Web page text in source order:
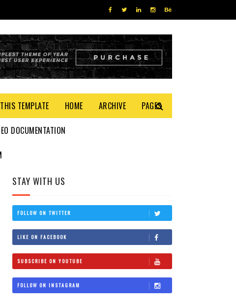
TEMPLATE HOME ARCHIVE PAGES
DOCUMENTATION
STAY WITH US
FOLLOW ON TWITTER
LIKE ON FACEBOOK
SUBSCRIBE ON YOUTUBE
FOLLOW ON INSTAGRAM